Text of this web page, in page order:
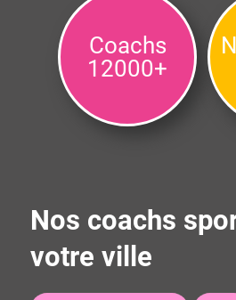
Coachs
12000+
Nos coachs
votre ville